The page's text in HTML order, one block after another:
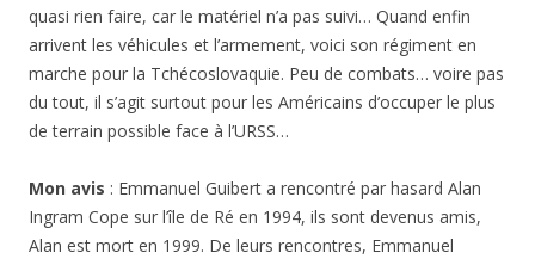
quasi rien faire, car le matériel n’a pas suivi… Quand enfin
arrivent les véhicules et l’armement, voici son régiment en
marche pour la Tchécoslovaquie. Peu de combats… voire pas
du tout, il s’agit surtout pour les Américains d’occuper le plus
de terrain possible face à l’URSS…
Mon avis : Emmanuel Guibert a rencontré par hasard Alan
Ingram Cope sur l’île de Ré en 1994, ils sont devenus amis,
Alan est mort en 1999. De leurs rencontres, Emmanuel